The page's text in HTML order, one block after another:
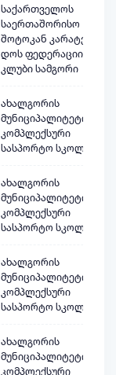
საქართველოს
საერთაშორისო
შოტოკან კარატე-
დოს ფედერაციის
კლუბი სამგორი
ახალგორის
მუნიციპალიტეტის
კომპლექსური
სასპორტო სკოლა
ახალგორის
მუნიციპალიტეტის
კომპლექსური
სასპორტო სკოლა
ახალგორის
მუნიციპალიტეტის
კომპლექსური
სასპორტო სკოლა
ახალგორის
მუნიციპალიტეტის
კომპლექსური